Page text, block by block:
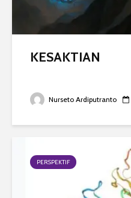
KESAKTIAN
Nurseto Ardiputranto
PERSPEKTIF